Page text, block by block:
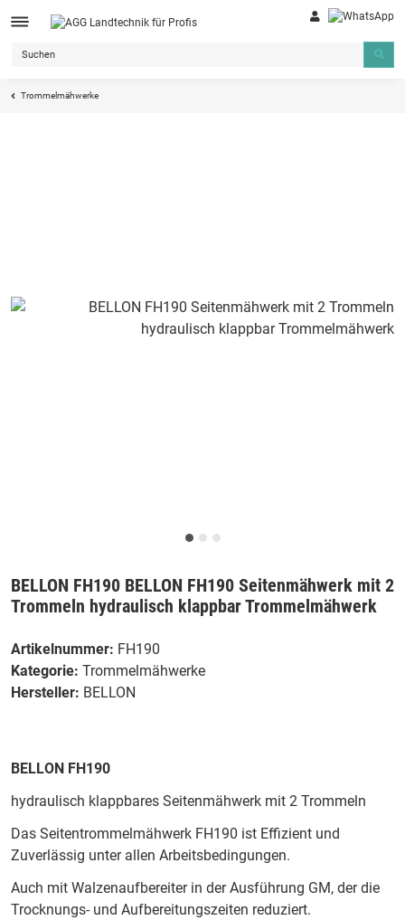
Trommelmähwerke
BELLON FH190 BELLON FH190 Seitenmähwerk mit 2
Trommeln hydraulisch klappbar Trommelmähwerk
Artikelnummer: FH190
Kategorie: Trommelmähwerke
Hersteller: BELLON
BELLON FH190
hydraulisch klappbares Seitenmähwerk mit 2 Trommeln
Das Seitentrommelmähwerk FH190 ist Effizient und
Zuverlässig unter allen Arbeitsbedingungen.
Auch mit Walzenaufbereiter in der Ausführung GM, der die
Trocknungs- und Aufbereitungszeiten reduziert.